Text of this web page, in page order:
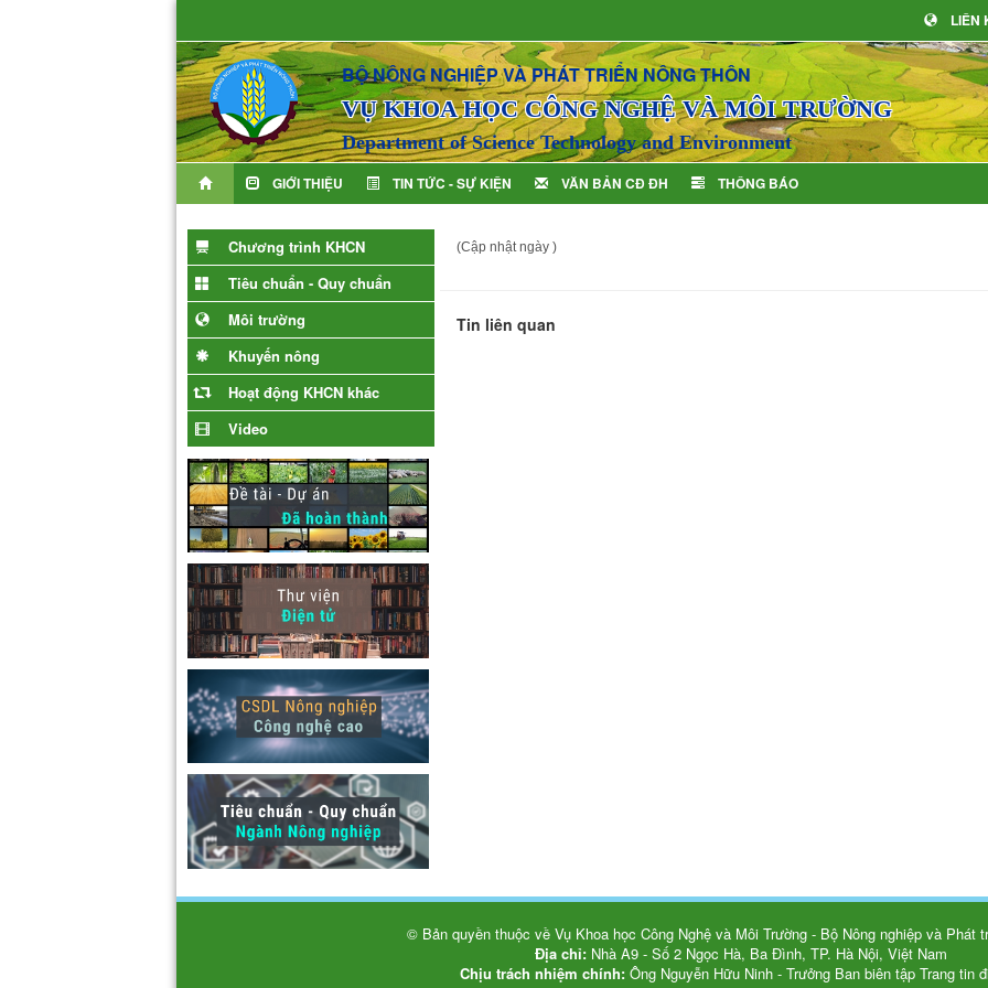
LIÊN
BỘ NÔNG NGHIỆP VÀ PHÁT TRIỂN NÔNG THÔN
VỤ KHOA HỌC CÔNG NGHỆ VÀ MÔI TRƯỜNG
Department of Science Technology and Environment
GIỚI THIỆU TIN TỨC - SỰ KIỆN VĂN BẢN CĐ ĐH THÔNG BÁO
Chương trình KHCN
Tiêu chuẩn - Quy chuẩn
Môi trường
Khuyến nông
Hoạt động KHCN khác
Video
(Cập nhật ngày )
Tin liên quan
© Bản quyền thuộc về Vụ Khoa học Công Nghệ và Môi Trường - Bộ Nông nghiệp và Phát
Địa chỉ: Nhà A9 - Số 2 Ngọc Hà, Ba Đình, TP. Hà Nội, Việt Nam
Chịu trách nhiệm chính: Ông Nguyễn Hữu Ninh - Trưởng Ban biên tập Trang tin